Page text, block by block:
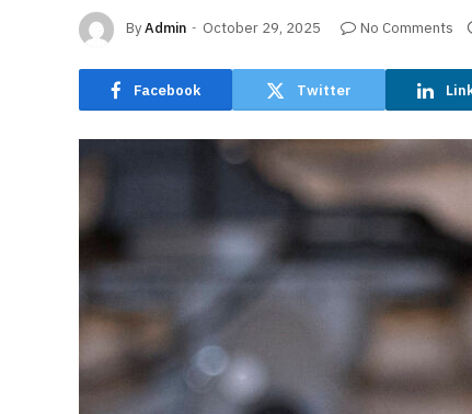
ByAdmin October 29, 2025 No Comments
Facebook Twitter